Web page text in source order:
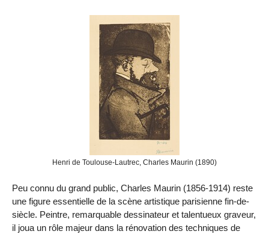
Henri de Toulouse-Lautrec, Charles Maurin (1890)
Peu connu du grand public, Charles Maurin (1856-1914) reste
une figure essentielle de la scène artistique parisienne fin-de-
siècle. Peintre, remarquable dessinateur et talentueux graveur,
il joua un rôle majeur dans la rénovation des techniques de